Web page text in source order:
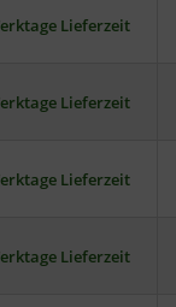
Lieferzeit
Lieferzeit
Lieferzeit
Lieferzeit